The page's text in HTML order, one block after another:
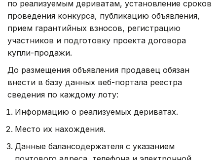
по реализуемым дериватам, установление сроков
проведения конкурса, публикацию объявления,
прием гарантийных взносов, регистрацию
участников и подготовку проекта договора
купли-продажи.
До размещения объявления продавец обязан
внести в базу данных веб-портала реестра
сведения по каждому лоту:
Информацию о реализуемых дериватах.
Место их нахождения.
Данные балансодержателя с указанием